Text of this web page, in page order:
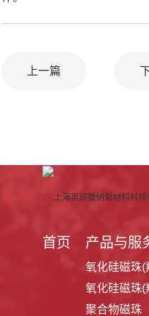
上一篇
首页 产品与服
氧化硅磁珠(
氧化硅磁珠(
聚合物磁珠